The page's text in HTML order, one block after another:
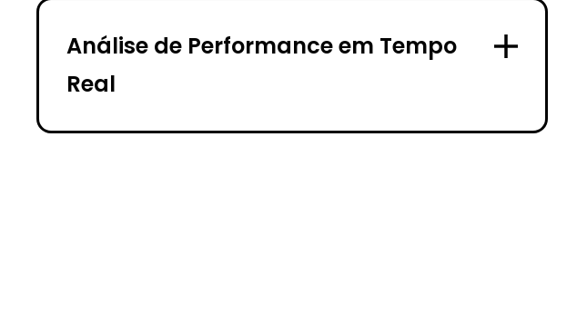
Análise de Performance em Tempo
Real